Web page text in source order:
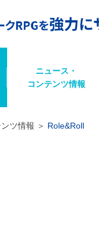
ニュース・
コンテンツ情報
ツ情報 Role&Roll